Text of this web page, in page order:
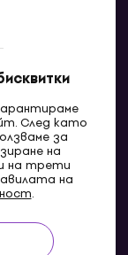
След като
за
на
на трети
на
.